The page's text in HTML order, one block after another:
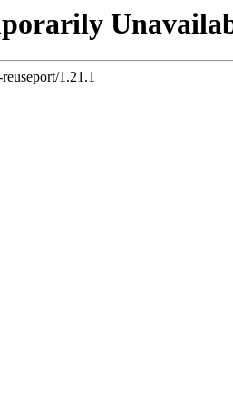
1.21.1